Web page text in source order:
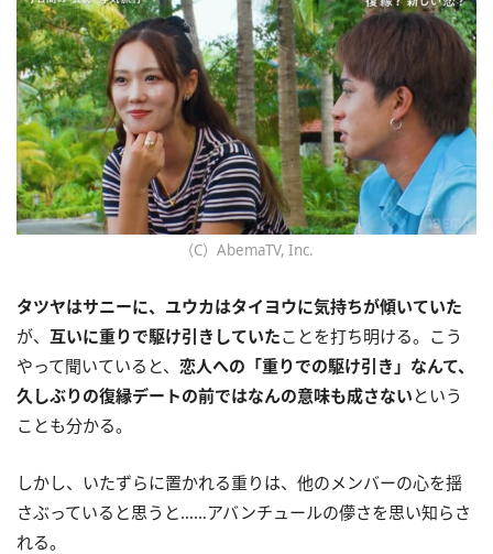
（C）AbemaTV, Inc.
タツヤはサニーに、ユウカはタイヨウに気持ちが傾いていた
が、 互いに重りで駆け引きしていたことを打ち明ける。こう
やって聞いていると、 恋人への「重りでの駆け引き」なんて、
久しぶりの復縁デートの前ではなんの意味も成さない という
ことも分かる。
しかし、いたずらに置かれる重りは、他のメンバーの心を揺
さぶっていると思うと……アバンチュールの儚さを思い知らさ
れる。